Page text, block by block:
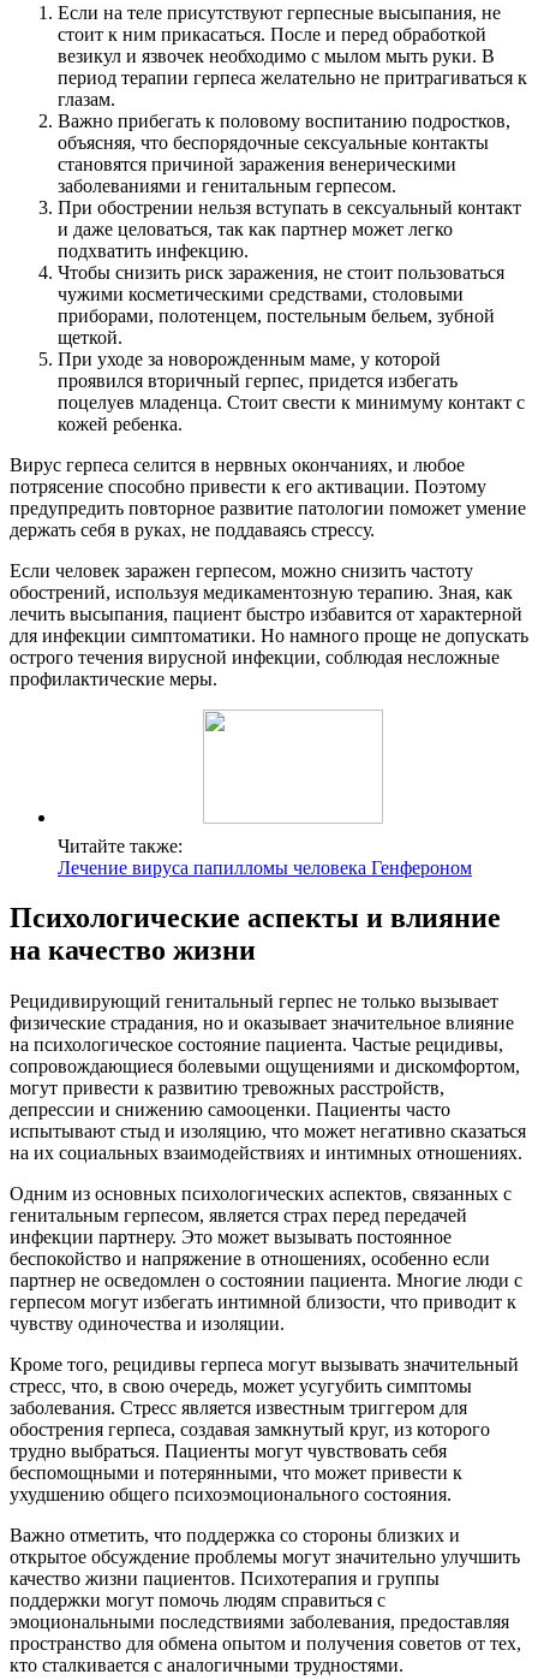
Если на теле присутствуют герпесные высыпания, не
стоит к ним прикасаться. После и перед обработкой
везикул и язвочек необходимо с мылом мыть руки. В
период терапии герпеса желательно не притрагиваться к
глазам.
Важно прибегать к половому воспитанию подростков,
объясняя, что беспорядочные сексуальные контакты
становятся причиной заражения венерическими
заболеваниями и генитальным герпесом.
При обострении нельзя вступать в сексуальный контакт
и даже целоваться, так как партнер может легко
подхватить инфекцию.
Чтобы снизить риск заражения, не стоит пользоваться
чужими косметическими средствами, столовыми
приборами, полотенцем, постельным бельем, зубной
щеткой.
При уходе за новорожденным маме, у которой
проявился вторичный герпес, придется избегать
поцелуев младенца. Стоит свести к минимуму контакт с
кожей ребенка.
Вирус герпеса селится в нервных окончаниях, и любое
потрясение способно привести к его активации. Поэтому
предупредить повторное развитие патологии поможет умение
держать себя в руках, не поддаваясь стрессу.
Если человек заражен герпесом, можно снизить частоту
обострений, используя медикаментозную терапию. Зная, как
лечить высыпания, пациент быстро избавится от характерной
для инфекции симптоматики. Но намного проще не допускать
острого течения вирусной инфекции, соблюдая несложные
профилактические меры.
Читайте также:
Лечение вируса папилломы человека Генфероном
Психологические аспекты и влияние
на качество жизни
Рецидивирующий генитальный герпес не только вызывает
физические страдания, но и оказывает значительное влияние
на психологическое состояние пациента. Частые рецидивы,
сопровождающиеся болевыми ощущениями и дискомфортом,
могут привести к развитию тревожных расстройств,
депрессии и снижению самооценки. Пациенты часто
испытывают стыд и изоляцию, что может негативно сказаться
на их социальных взаимодействиях и интимных отношениях.
Одним из основных психологических аспектов, связанных с
генитальным герпесом, является страх перед передачей
инфекции партнеру. Это может вызывать постоянное
беспокойство и напряжение в отношениях, особенно если
партнер не осведомлен о состоянии пациента. Многие люди с
герпесом могут избегать интимной близости, что приводит к
чувству одиночества и изоляции.
Кроме того, рецидивы герпеса могут вызывать значительный
стресс, что, в свою очередь, может усугубить симптомы
заболевания. Стресс является известным триггером для
обострения герпеса, создавая замкнутый круг, из которого
трудно выбраться. Пациенты могут чувствовать себя
беспомощными и потерянными, что может привести к
ухудшению общего психоэмоционального состояния.
Важно отметить, что поддержка со стороны близких и
открытое обсуждение проблемы могут значительно улучшить
качество жизни пациентов. Психотерапия и группы
поддержки могут помочь людям справиться с
эмоциональными последствиями заболевания, предоставляя
пространство для обмена опытом и получения советов от тех,
кто сталкивается с аналогичными трудностями.